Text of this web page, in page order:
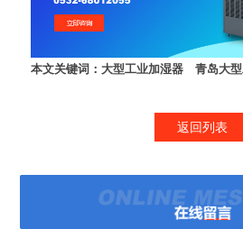
本文关键词： 大型工业加湿器 青岛大
返回列表